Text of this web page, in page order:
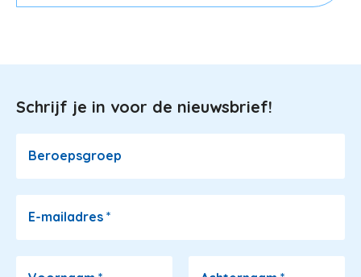
Image
Schrijf je in voor de nieuwsbrief!
Beroepsgroep
E-mailadres *